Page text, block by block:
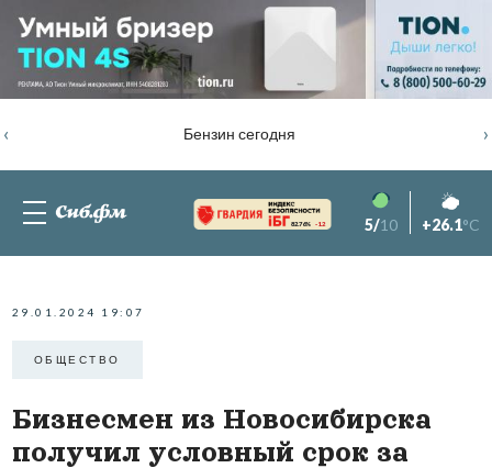
Бензин сегодня
‹ ›
82.76% -1.2 5/10 +26.1°C
29.01.2024 19:07
ОБЩЕСТВО
Бизнесмен из Новосибирска
получил условный срок за